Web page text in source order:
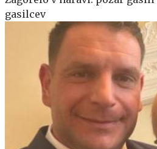
gasilcev